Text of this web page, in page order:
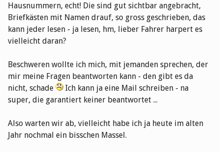
Hausnummern, echt! Die sind gut sichtbar angebracht,
Briefkästen mit Namen drauf, so gross geschrieben, das
kann jeder lesen - ja lesen, hm, lieber Fahrer harpert es
vielleicht daran?
Beschweren wollte ich mich, mit jemanden sprechen, der
mir meine Fragen beantworten kann - den gibt es da
nicht, schade
Ich kann ja eine Mail schreiben - na
super, die garantiert keiner beantwortet ...
Also warten wir ab, vielleicht habe ich ja heute im alten
Jahr nochmal ein bisschen Massel.